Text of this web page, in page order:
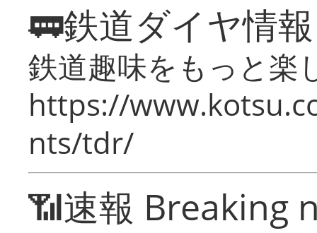
🚃鉄道ダイヤ情
鉄道趣味をもっと楽
https://
nts/tdr/
📶速報 Breaking